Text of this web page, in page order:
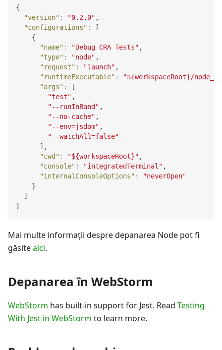
{
"version" : "0.2.0" ,
"configurations" :
[
{
"name" : "Debug CRA Tests" ,
"type" : "node" ,
"request" : "launch" ,
"runtimeExecutable" :
"${workspaceRoot}/
"args" :
[
"test" ,
"--runInBand" ,
"--no-cache" ,
"--env=jsdom" ,
"--watchAll=false"
] ,
"cwd" : "${workspaceRoot}" ,
"console" : "integratedTerminal" ,
"internalConsoleOptions" :
"neverOpen"
}
]
}
Mai multe informaţii despre depanarea Node pot fi
găsiteaici.
Depanarea în WebStorm
WebStorm has built-in support for Jest. Read Testing
With Jest in WebStorm to learn more.